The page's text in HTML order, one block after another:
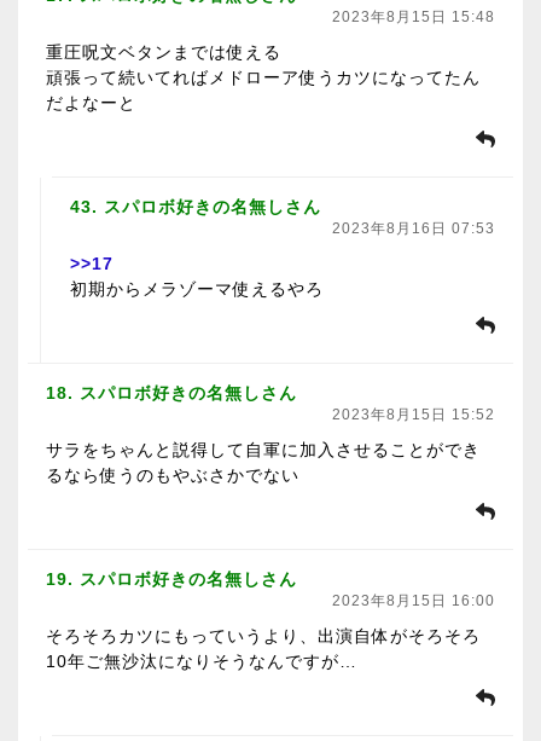
2023年8月15日 15:48
重圧呪文ベタンまでは使える
頑張って続いてればメドローア使うカツになってたん
だよなーと
43. スパロボ好きの名無しさん
2023年8月16日 07:53
>>17
初期からメラゾーマ使えるやろ
18. スパロボ好きの名無しさん
2023年8月15日 15:52
サラをちゃんと説得して自軍に加入させることができ
るなら使うのもやぶさかでない
19. スパロボ好きの名無しさん
2023年8月15日 16:00
そろそろカツにもっていうより、出演自体がそろそろ
10年ご無沙汰になりそうなんですが…